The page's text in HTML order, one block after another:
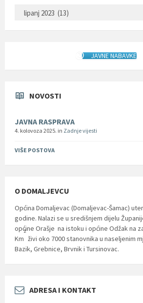
JAVNE NABAVKE
NOVOSTI
JAVNA RASPRAVA
4. kolovoza 2025. in Zadnje vijesti
VIŠE POSTOVA
O DOMALJEVCU
Općina Domaljevac (Domaljevac-Šamac)
godine. Nalazi se u središnjem dijelu
općine Orašje na istoku i općine Odžak na
Km
2
živi oko 7000 stanovnika u naseljenim
Bazik, Grebnice, Brvnik i Tursinovac.
ADRESA I KONTAKT